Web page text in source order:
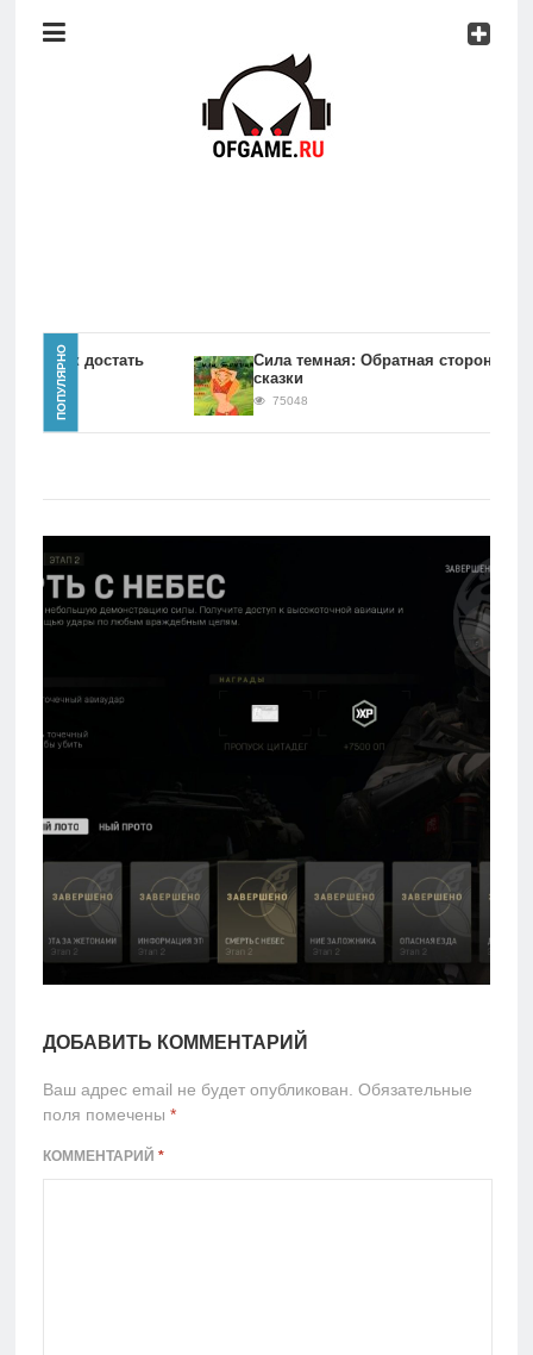
Консоли
Главная
Мобильное
ПОПУЛЯРНО
Как достать
Сила темная: Обратная сторона
сказки
75048
ДОБАВИТЬ КОММЕНТАРИЙ
Ваш адрес email не будет опубликован. Обязательные
поля помечены *
КОММЕНТАРИЙ *